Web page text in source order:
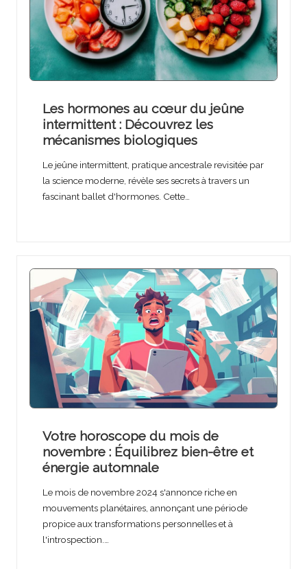
Les hormones au cœur du jeûne
intermittent : Découvrez les
mécanismes biologiques
Le jeûne intermittent, pratique ancestrale revisitée par
la science moderne, révèle ses secrets à travers un
fascinant ballet d'hormones. Cette…
Votre horoscope du mois de
novembre : Équilibrez bien-être et
énergie automnale
Le mois de novembre 2024 s'annonce riche en
mouvements planétaires, annonçant une période
propice aux transformations personnelles et à
l'introspection.…